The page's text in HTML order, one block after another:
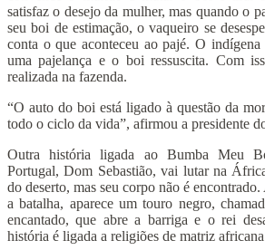
satisfaz o desejo da mulher, mas quando o
seu boi de estimação, o vaqueiro se
conta o que aconteceu ao pajé. O
uma pajelança e o boi ressuscita. Com
realizada na fazenda.
“O auto do boi está ligado à questão da
todo o ciclo da vida”, afirmou a presidente
Outra história ligada ao Bumba Meu
Portugal, Dom Sebastião, vai lutar na
do deserto, mas seu corpo não é
a batalha, aparece um touro negro,
encantado, que abre a barriga e o rei
história é ligada a religiões de matriz